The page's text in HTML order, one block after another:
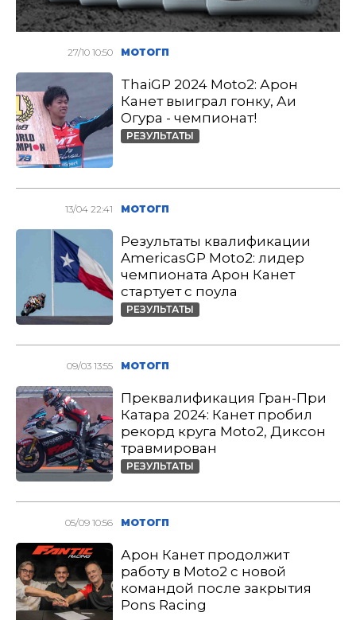
27/10 10:50 МОТОГП
ThaiGP 2024 Moto2: Арон
Канет выиграл гонку, Аи
Огура - чемпионат!
РЕЗУЛЬТАТЫ
13/04 22:41 МОТОГП
Результаты квалификации
AmericasGP Moto2: лидер
чемпионата Арон Канет
стартует с поула
РЕЗУЛЬТАТЫ
09/03 13:55 МОТОГП
Преквалификация Гран-При
Катара 2024: Канет пробил
рекорд круга Moto2, Диксон
травмирован
РЕЗУЛЬТАТЫ
05/09 10:56 МОТОГП
Арон Канет продолжит
работу в Moto2 с новой
командой после закрытия
Pons Racing